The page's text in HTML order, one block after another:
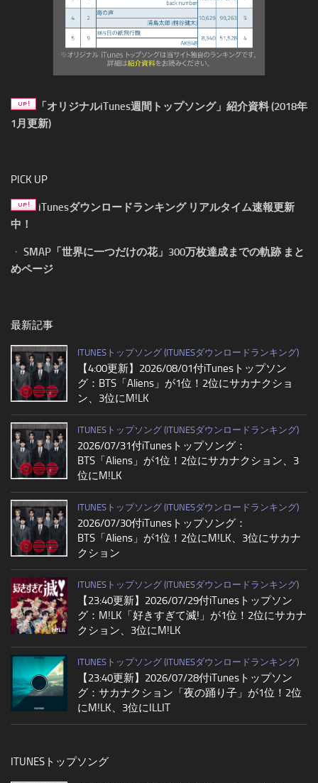
「オリジナルiTunes週間トップソング」紹介資料 (2018年
1月更新)
PICK UP
iTunesダウンロードランキング リアルタイム速報更新
中！
・ SMAP「世界に一つだけの花」300万枚達成までの軌跡 まと
めページ
最新記事
ITUNESトップソング (ITUNESダウンロードランキング)
【4:00更新】2026/08/01付iTunesトップソン
グ：BTS「Aliens」が1位！2位にサカナクショ
ン、3位にM!LK
ITUNESトップソング (ITUNESダウンロードランキング)
2026/07/31付iTunesトップソング：
BTS「Aliens」が1位！2位にサカナクション、3
位にM!LK
ITUNESトップソング (ITUNESダウンロードランキング)
2026/07/30付iTunesトップソング：
BTS「Aliens」が1位！2位にM!LK、3位にサカナ
クション
ITUNESトップソング (ITUNESダウンロードランキング)
【23:40更新】2026/07/29付iTunesトップソン
グ：M!LK「好きすぎて滅!」が1位！2位にサカナ
クション、3位にM!LK
ITUNESトップソング (ITUNESダウンロードランキング)
【23:40更新】2026/07/28付iTunesトップソン
グ：サカナクション「夜の踊り子」が1位！2位
にM!LK、3位にILLIT
ITUNESトップソング